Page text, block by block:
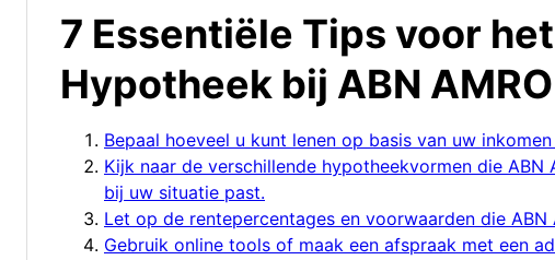
7 Essentiële Tips voor
Hypotheek bij ABN AMRO
Bepaal hoeveel u kunt lenen op basis van uw
Kijk naar de verschillende hypotheekvormen die
bij uw situatie past.
Let op de rentepercentages en voorwaarden die
Gebruik online tools of maak een afspraak met een